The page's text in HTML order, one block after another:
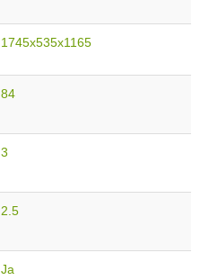
1745x535x1165
84
3
2.5
Ja